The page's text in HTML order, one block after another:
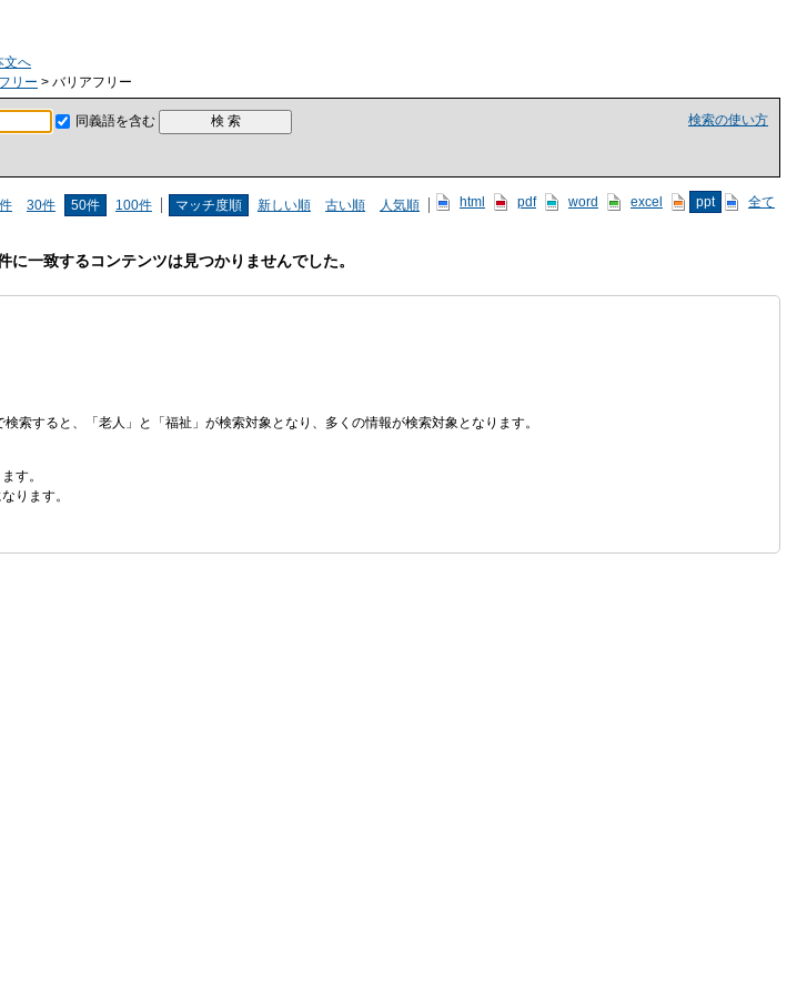
文へ
リー > バリアフリー
検索の使い方
同義語を含む
30件 50件 100件 マッチ度順 新しい順 古い順 人気順 html pdf word excel ppt 全て
に一致するコンテンツは見つかりませんでした。
索すると、「老人」と「福祉」が検索対象となり、多くの情報が検索対象となります。
す。
ります。